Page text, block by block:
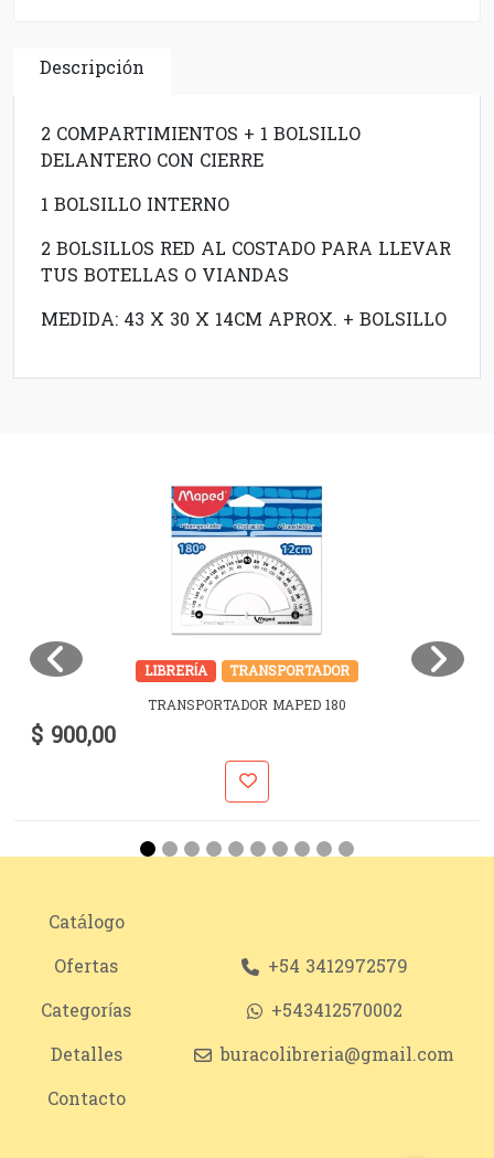
Descripción
2 COMPARTIMIENTOS + 1 BOLSILLO
DELANTERO CON CIERRE
1 BOLSILLO INTERNO
2 BOLSILLOS RED AL COSTADO PARA LLEVAR
TUS BOTELLAS O VIANDAS
MEDIDA: 43 X 30 X 14CM APROX. + BOLSILLO
LIBRERÍA
TRANSPORTADOR
TRANSPORTADOR MAPED 180
$ 900,00
Catálogo
Ofertas
Categorías
Detalles
Contacto
+54 3412972579
+543412570002
buracolibreria@gmail.com